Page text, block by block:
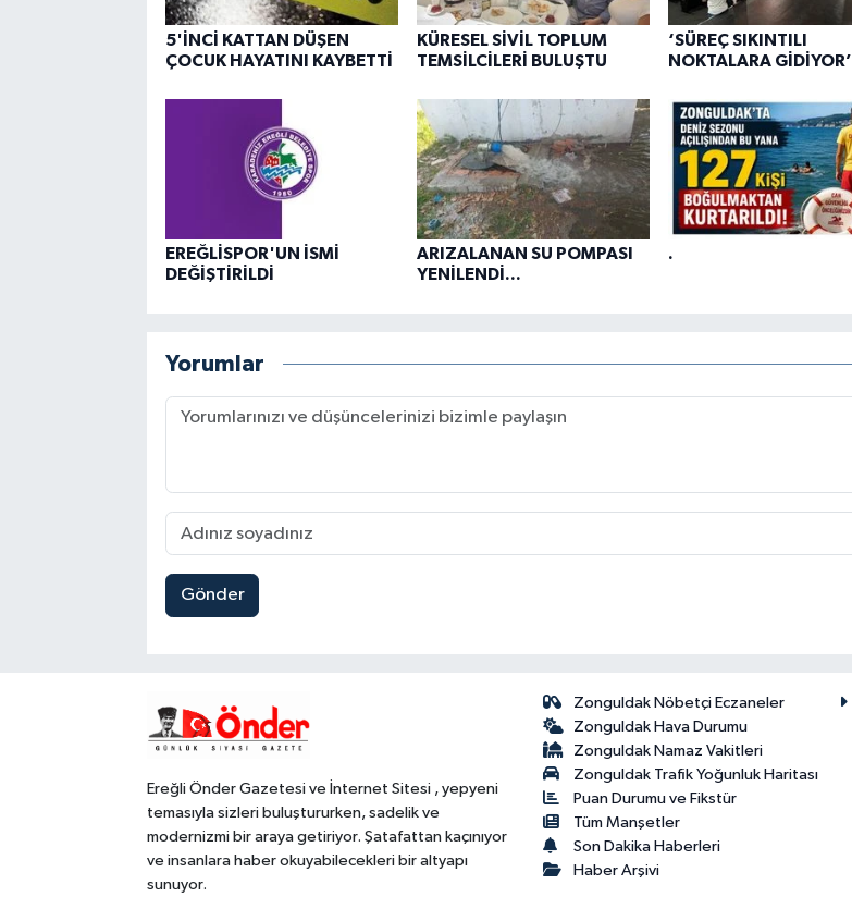
5'İNCİ KATTAN DÜŞEN
ÇOCUK HAYATINI KAYBETTİ
KÜRESEL SİVİL TOPLUM
TEMSİLCİLERİ BULUŞTU
‘SÜREÇ SIKINTILI
NOKTALARA GİDİYOR’
EREĞLİSPOR'UN İSMİ
DEĞİŞTİRİLDİ
ARIZALANAN SU POMPASI
YENİLENDİ...
.
Yorumlar
Gönder
Ereğli Önder Gazetesi ve İnternet Sitesi , yepyeni
temasıyla sizleri buluştururken, sadelik ve
modernizmi bir araya getiriyor. Şatafattan kaçınıyor
ve insanlara haber okuyabilecekleri bir altyapı
sunuyor.
Zonguldak Nöbetçi Eczaneler
Zonguldak Hava Durumu
Zonguldak Namaz Vakitleri
Zonguldak Trafik Yoğunluk Haritası
Puan Durumu ve Fikstür
Tüm Manşetler
Son Dakika Haberleri
Haber Arşivi